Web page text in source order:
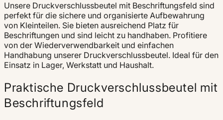
Unsere Druckverschlussbeutel mit Beschriftungsfeld sind
perfekt für die sichere und organisierte Aufbewahrung
von Kleinteilen. Sie bieten ausreichend Platz für
Beschriftungen und sind leicht zu handhaben. Profitiere
von der Wiederverwendbarkeit und einfachen
Handhabung unserer Druckverschlussbeutel. Ideal für den
Einsatz in Lager, Werkstatt und Haushalt.
Praktische Druckverschlussbeutel mit
Beschriftungsfeld